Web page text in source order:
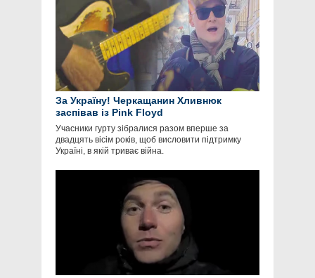
За Україну! Черкащанин Хливнюк
заспівав із Pink Floyd
Учасники гурту зібралися разом вперше за
двадцять вісім років, щоб висловити підтримку
Україні, в якій триває війна.